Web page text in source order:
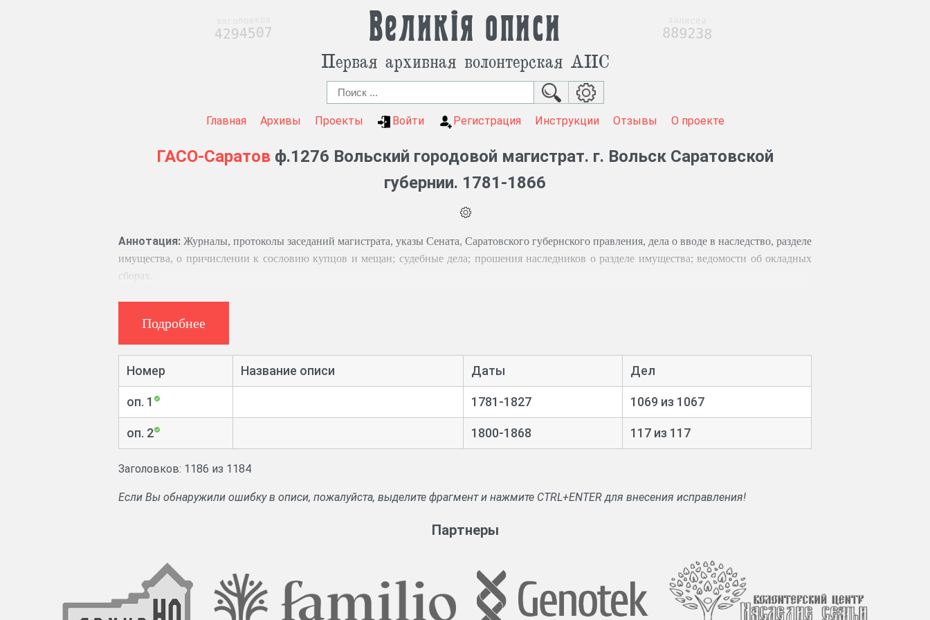
Великія описи
Первая архивная волонтерская АИС
Главная Архивы Проекты Войти Регистрация Инструкции Отзывы О проекте
ГАСО-Саратов ф.1276 Вольский городовой магистрат. г. Вольск Саратовской
губернии. 1781-1866
Аннотация: Журналы, протоколы заседаний магистрата, указы Сената, Саратовского губернского правления, дела о вводе в наследство, разделе
имущества, о причислении к сословию купцов и мещан; судебные дела; прошения наследников о разделе имущества; ведомости об окладных
сборах.
Подробнее
Номер Название описи Даты Дел
оп. 1 1781-1827 1069 из 1067
оп. 2 1800-1868 117 из 117
Заголовков: 1186 из 1184
Если Вы обнаружили ошибку в описи, пожалуйста, выделите фрагмент и нажмите CTRL+ENTER для внесения исправления!
Партнеры
4294507 889238